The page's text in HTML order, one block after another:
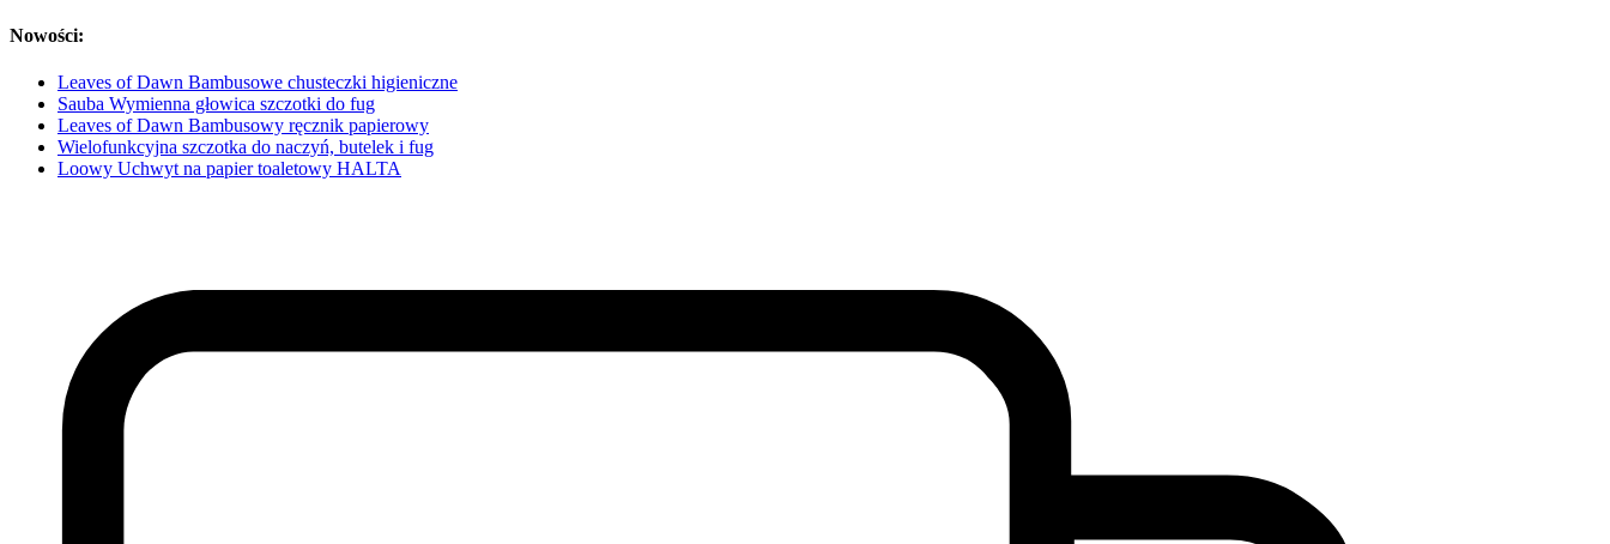
Nowości:
Leaves of Dawn Bambusowe chusteczki higieniczne
Sauba Wymienna głowica szczotki do fug
Leaves of Dawn Bambusowy ręcznik papierowy
Wielofunkcyjna szczotka do naczyń, butelek i fug
Loowy Uchwyt na papier toaletowy HALTA